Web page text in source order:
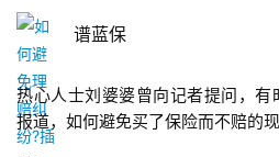
谱蓝保
热心人士刘婆婆曾向记者提问，
报道，如何避免买了保险而不赔的现